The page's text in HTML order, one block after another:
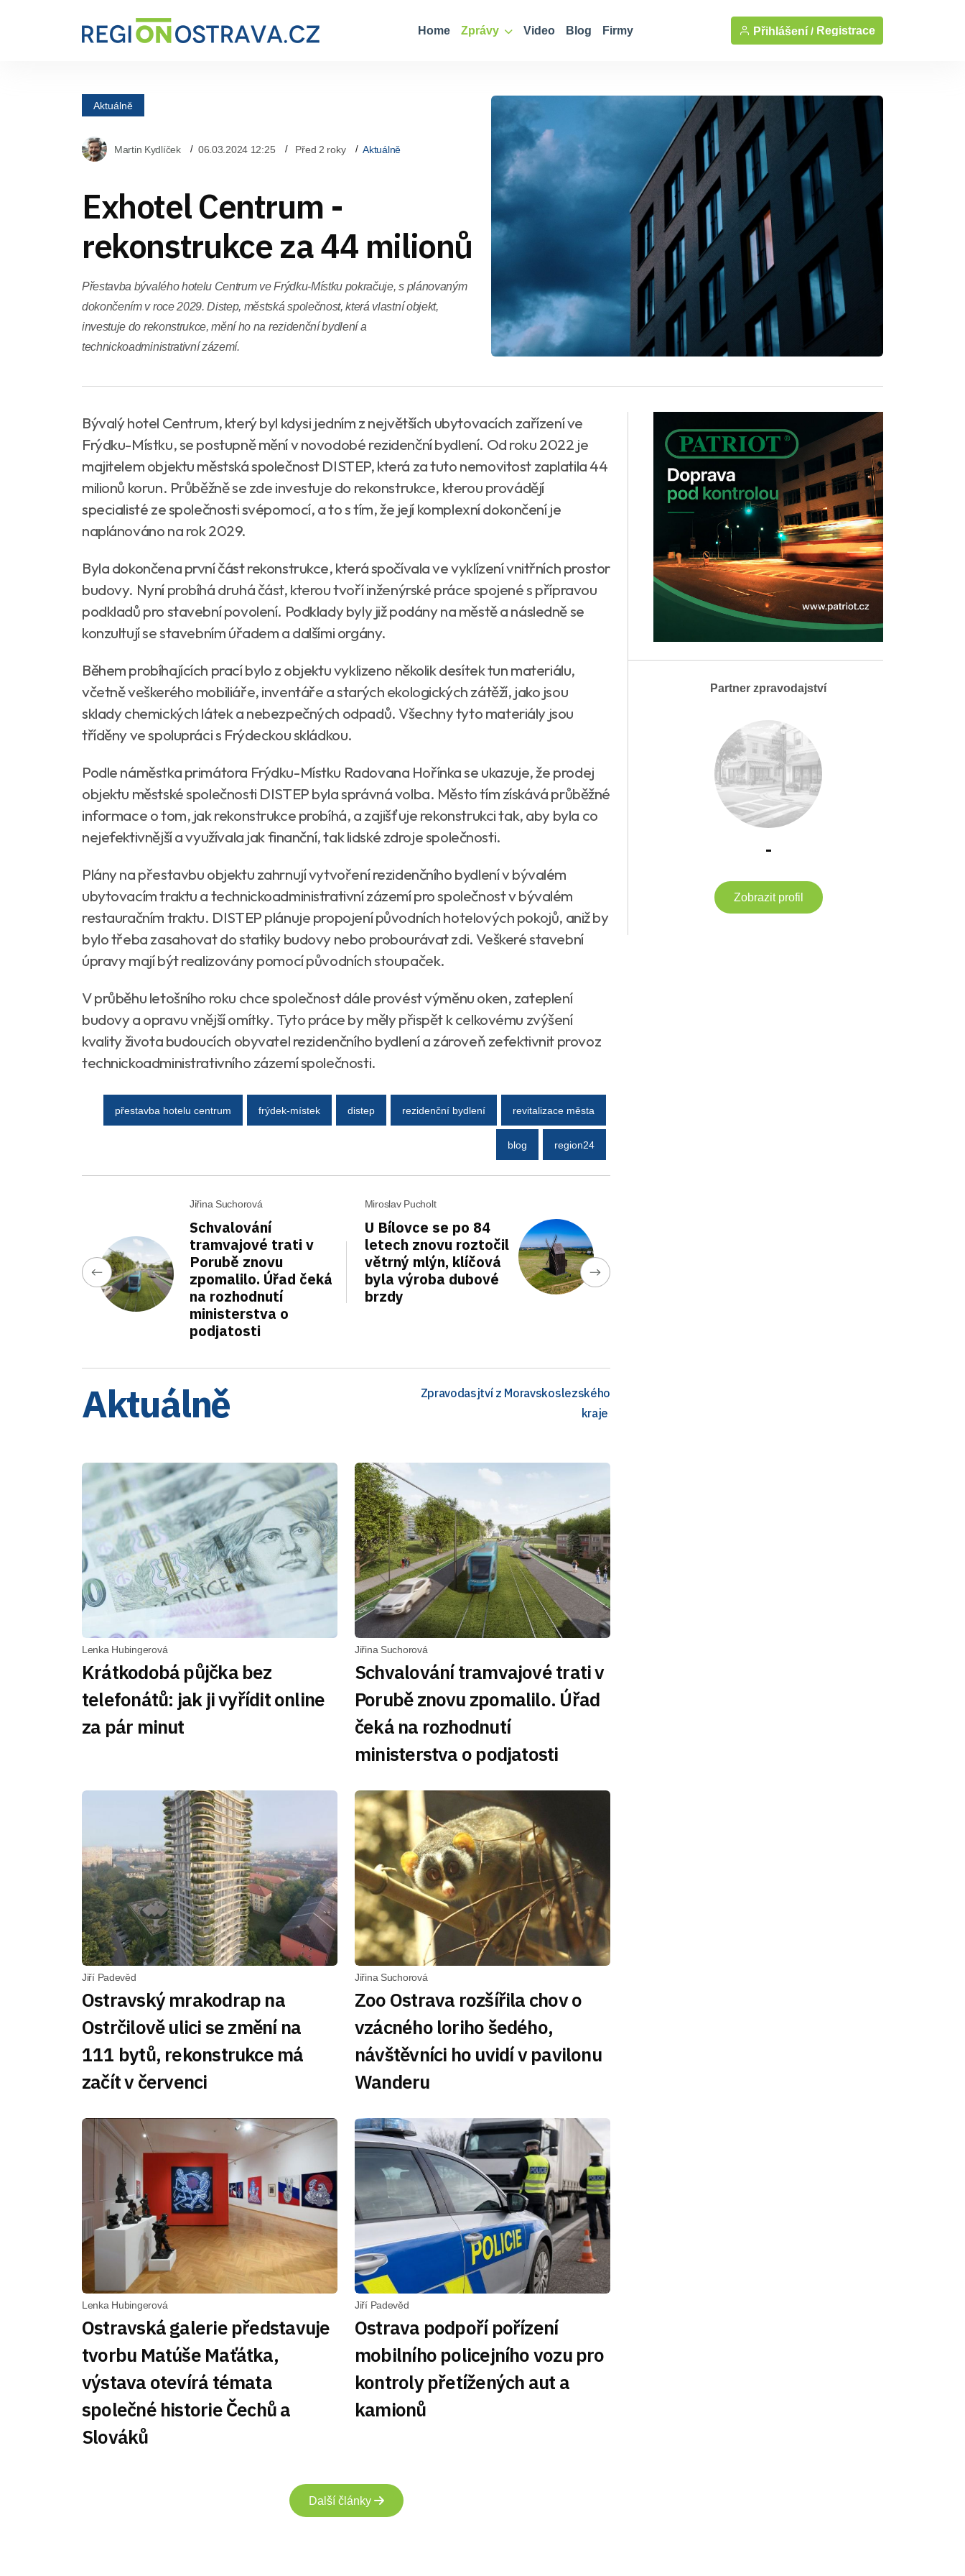
Home Zprávy Video Blog Firmy Přihlášení / Registrace
Aktuálně
Martin Kydlíček 06.03.2024 12:25 Před 2 roky Aktuálně
Exhotel Centrum -
rekonstrukce za 44 milionů
Přestavba bývalého hotelu Centrum ve Frýdku-Místku pokračuje, s plánovaným
dokončením v roce 2029. Distep, městská společnost, která vlastní objekt,
investuje do rekonstrukce, mění ho na rezidenční bydlení a
technickoadministrativní zázemí.
Bývalý hotel Centrum, který byl kdysi jedním z největších ubytovacích zařízení ve
Frýdku-Místku, se postupně mění v novodobé rezidenční bydlení. Od roku 2022 je
majitelem objektu městská společnost DISTEP, která za tuto nemovitost zaplatila 44
milionů korun. Průběžně se zde investuje do rekonstrukce, kterou provádějí
specialisté ze společnosti svépomocí, a to s tím, že její komplexní dokončení je
naplánováno na rok 2029.
Byla dokončena první část rekonstrukce, která spočívala ve vyklízení vnitřních prostor
budovy. Nyní probíhá druhá část, kterou tvoří inženýrské práce spojené s přípravou
podkladů pro stavební povolení. Podklady byly již podány na městě a následně se
konzultují se stavebním úřadem a dalšími orgány.
Během probíhajících prací bylo z objektu vyklizeno několik desítek tun materiálu,
včetně veškerého mobiliáře, inventáře a starých ekologických zátěží, jako jsou
sklady chemických látek a nebezpečných odpadů. Všechny tyto materiály jsou
tříděny ve spolupráci s Frýdeckou skládkou.
Podle náměstka primátora Frýdku-Místku Radovana Hořínka se ukazuje, že prodej
objektu městské společnosti DISTEP byla správná volba. Město tím získává průběžné
informace o tom, jak rekonstrukce probíhá, a zajišťuje rekonstrukci tak, aby byla co
nejefektivnější a využívala jak finanční, tak lidské zdroje společnosti.
Plány na přestavbu objektu zahrnují vytvoření rezidenčního bydlení v bývalém
ubytovacím traktu a technickoadministrativní zázemí pro společnost v bývalém
restauračním traktu. DISTEP plánuje propojení původních hotelových pokojů, aniž by
bylo třeba zasahovat do statiky budovy nebo probourávat zdi. Veškeré stavební
úpravy mají být realizovány pomocí původních stoupaček.
V průběhu letošního roku chce společnost dále provést výměnu oken, zateplení
budovy a opravu vnější omítky. Tyto práce by měly přispět k celkovému zvýšení
kvality života budoucích obyvatel rezidenčního bydlení a zároveň zefektivnit provoz
technickoadministrativního zázemí společnosti.
přestavba hotelu centrum frýdek-místek distep rezidenční bydlení revitalizace města
blog region24
Jiřina Suchorová
Schvalování
tramvajové trati v
Porubě znovu
zpomalilo. Úřad čeká
na rozhodnutí
ministerstva o
podjatosti
Miroslav Pucholt
U Bílovce se po 84
letech znovu roztočil
větrný mlýn, klíčová
byla výroba dubové
brzdy
Aktuálně
Zpravodasjtví z Moravskoslezského
kraje
Lenka Hubingerová
Krátkodobá půjčka bez
telefonátů: jak ji vyřídit online
za pár minut
Jiřina Suchorová
Schvalování tramvajové trati v
Porubě znovu zpomalilo. Úřad
čeká na rozhodnutí
ministerstva o podjatosti
Jiří Padevěd
Ostravský mrakodrap na
Ostrčilově ulici se změní na
111 bytů, rekonstrukce má
začít v červenci
Jiřina Suchorová
Zoo Ostrava rozšířila chov o
vzácného loriho šedého,
návštěvníci ho uvidí v pavilonu
Wanderu
Lenka Hubingerová
Ostravská galerie představuje
tvorbu Matúše Maťátka,
výstava otevírá témata
společné historie Čechů a
Slováků
Jiří Padevěd
Ostrava podpoří pořízení
mobilního policejního vozu pro
kontroly přetížených aut a
kamionů
Další články
Partner zpravodajství
-
Zobrazit profil